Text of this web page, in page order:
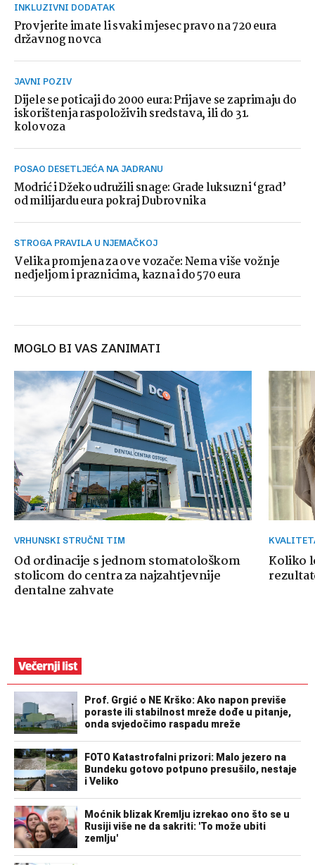
INKLUZIVNI DODATAK
Provjerite imate li svaki mjesec pravo na 720 eura
državnog novca
JAVNI POZIV
Dijele se poticaji do 2000 eura: Prijave se zaprimaju do
iskorištenja raspoloživih sredstava, ili do 31.
kolovoza
POSAO DESETLJEĆA NA JADRANU
Modrić i Džeko udružili snage: Grade luksuzni ‘grad’
od milijardu eura pokraj Dubrovnika
STROGA PRAVILA U NJEMAČKOJ
Velika promjena za ove vozače: Nema više vožnje
nedjeljom i praznicima, kazna i do 570 eura
MOGLO BI VAS ZANIMATI
VRHUNSKI STRUČNI TIM
Od ordinacije s jednom stomatološkom
stolicom do centra za najzahtjevnije
dentalne zahvate
Koliko